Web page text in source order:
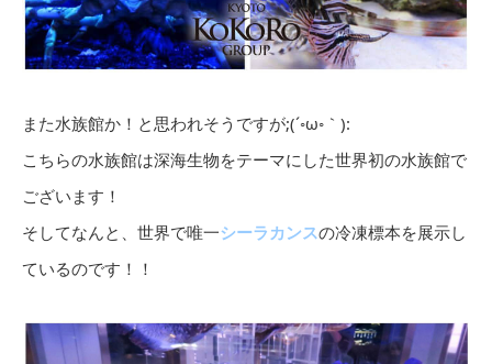
また水族館か！と思われそうですが;(´◦ω◦｀):
こちらの水族館は深海生物をテーマにした世界初の水族館で
ございます！
そしてなんと、世界で唯一シーラカンスの冷凍標本を展示し
ているのです！！